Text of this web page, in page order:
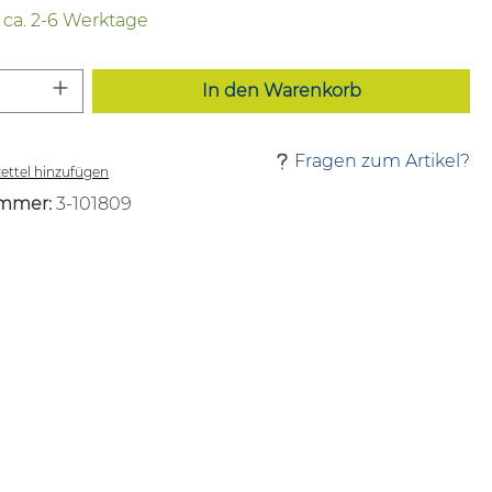
2-6 Werktage
Anzahl: Gib den gewünschten Wert
In den Warenkorb
hinzufügen
Fragen zum Artikel?
3-101809